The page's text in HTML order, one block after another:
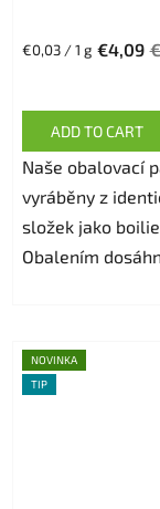
€4,09
Measure
€0,03 / 1 g
ADD TO CART
Naše obalovací
vyráběny z
složek jako
Obalením
NOVINKA
TIP